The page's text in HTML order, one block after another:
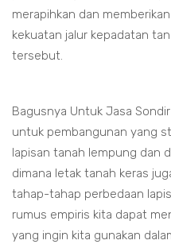
merapihkan dan
kekuatan jalur kepadatan
tersebut.
Bagusnya Untuk Jasa
untuk pembangunan yang
lapisan tanah lempung dan
dimana letak tanah keras
tahap-tahap perbedaan
rumus empiris kita dapat
yang ingin kita gunakan